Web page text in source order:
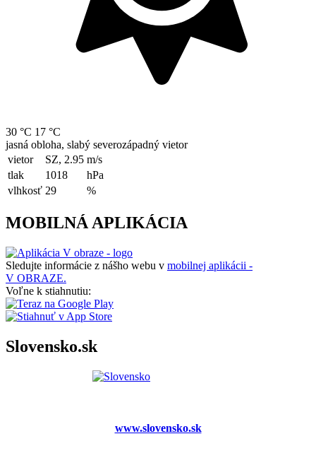
30 °C 17 °C
jasná obloha, slabý severozápadný vietor
vietor
SZ, 2.95 m/s
tlak
1018
hPa
vlhkosť 29 %
MOBILNÁ APLIKÁCIA
Sledujte informácie z nášho webu v mobilnej aplikácii -
V OBRAZE.
Voľne k stiahnutiu:
Slovensko.sk
www.slovensko.sk